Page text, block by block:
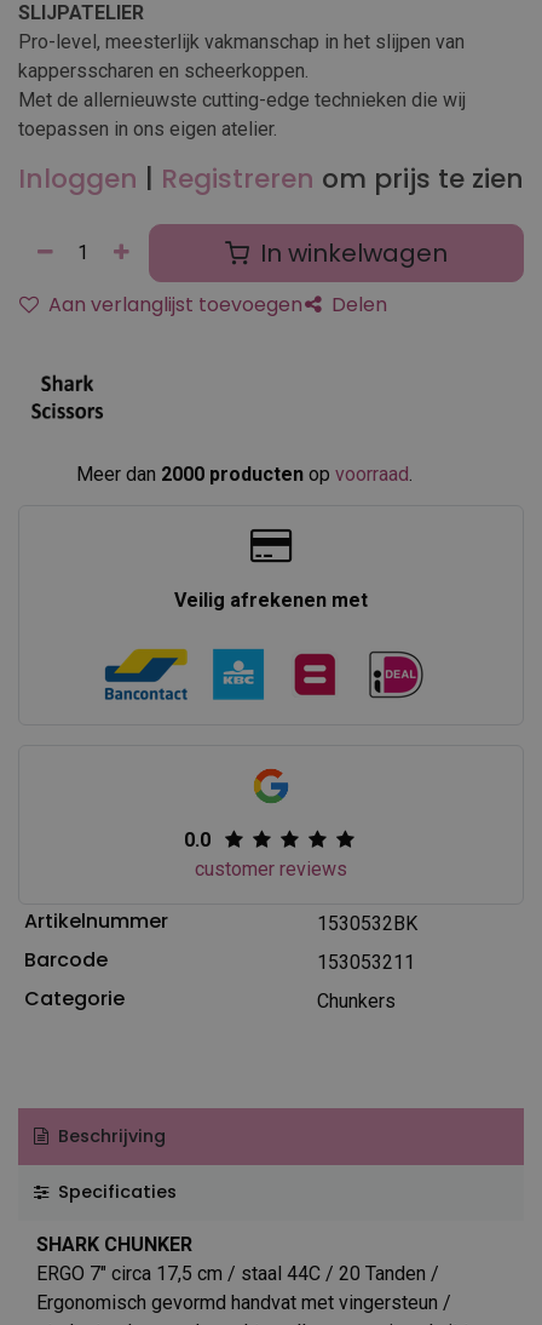
SLIJPATELIER
Pro-level, meesterlijk vakmanschap in het slijpen van
kappersscharen en scheerkoppen.
Met de allernieuwste cutting-edge technieken die wij
toepassen in ons eigen atelier.
Inloggen | Registreren om prijs te zien
In winkelwagen
Aan verlanglijst toevoegen Delen
Meer dan 2000 producten op voorraad.​
Veilig afrekenen met
0.0
customer reviews
Artikelnummer 1530532BK
Barcode 153053211
Categorie Chunkers
Beschrijving
Specificaties
SHARK CHUNKER
ERGO 7" circa 17,5 cm / staal 44C / 20 Tanden /
Ergonomisch gevormd handvat met vingersteun /